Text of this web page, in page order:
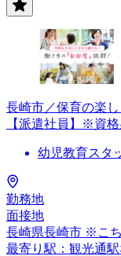
長崎市／保育の楽
【派遣社員】※資
幼児教育スタ
勤務地
面接地
長崎県長崎市 ※こ
最寄り駅：観光通